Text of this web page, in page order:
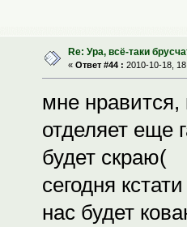
Re: Ура, всё-таки
« Ответ #44 : 2010-10-18,
мне нравится,
отделяет еще
будет скраю(
сегодня
нас будет